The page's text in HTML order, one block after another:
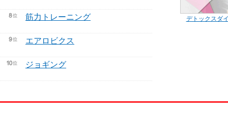
筋力トレーニング
エアロビクス
ジョギング
デトックスダ